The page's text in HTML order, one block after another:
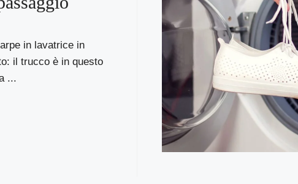
in lavatrice in
il trucco è in questo
...